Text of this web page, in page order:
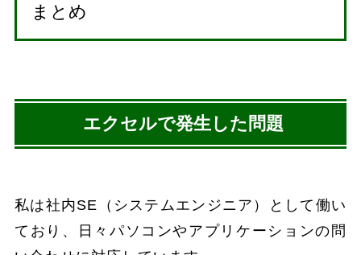
まとめ
エクセルで発生した問題
私は社内SE（システムエンジニア）として働い
ており、日々パソコンやアプリケーションの問